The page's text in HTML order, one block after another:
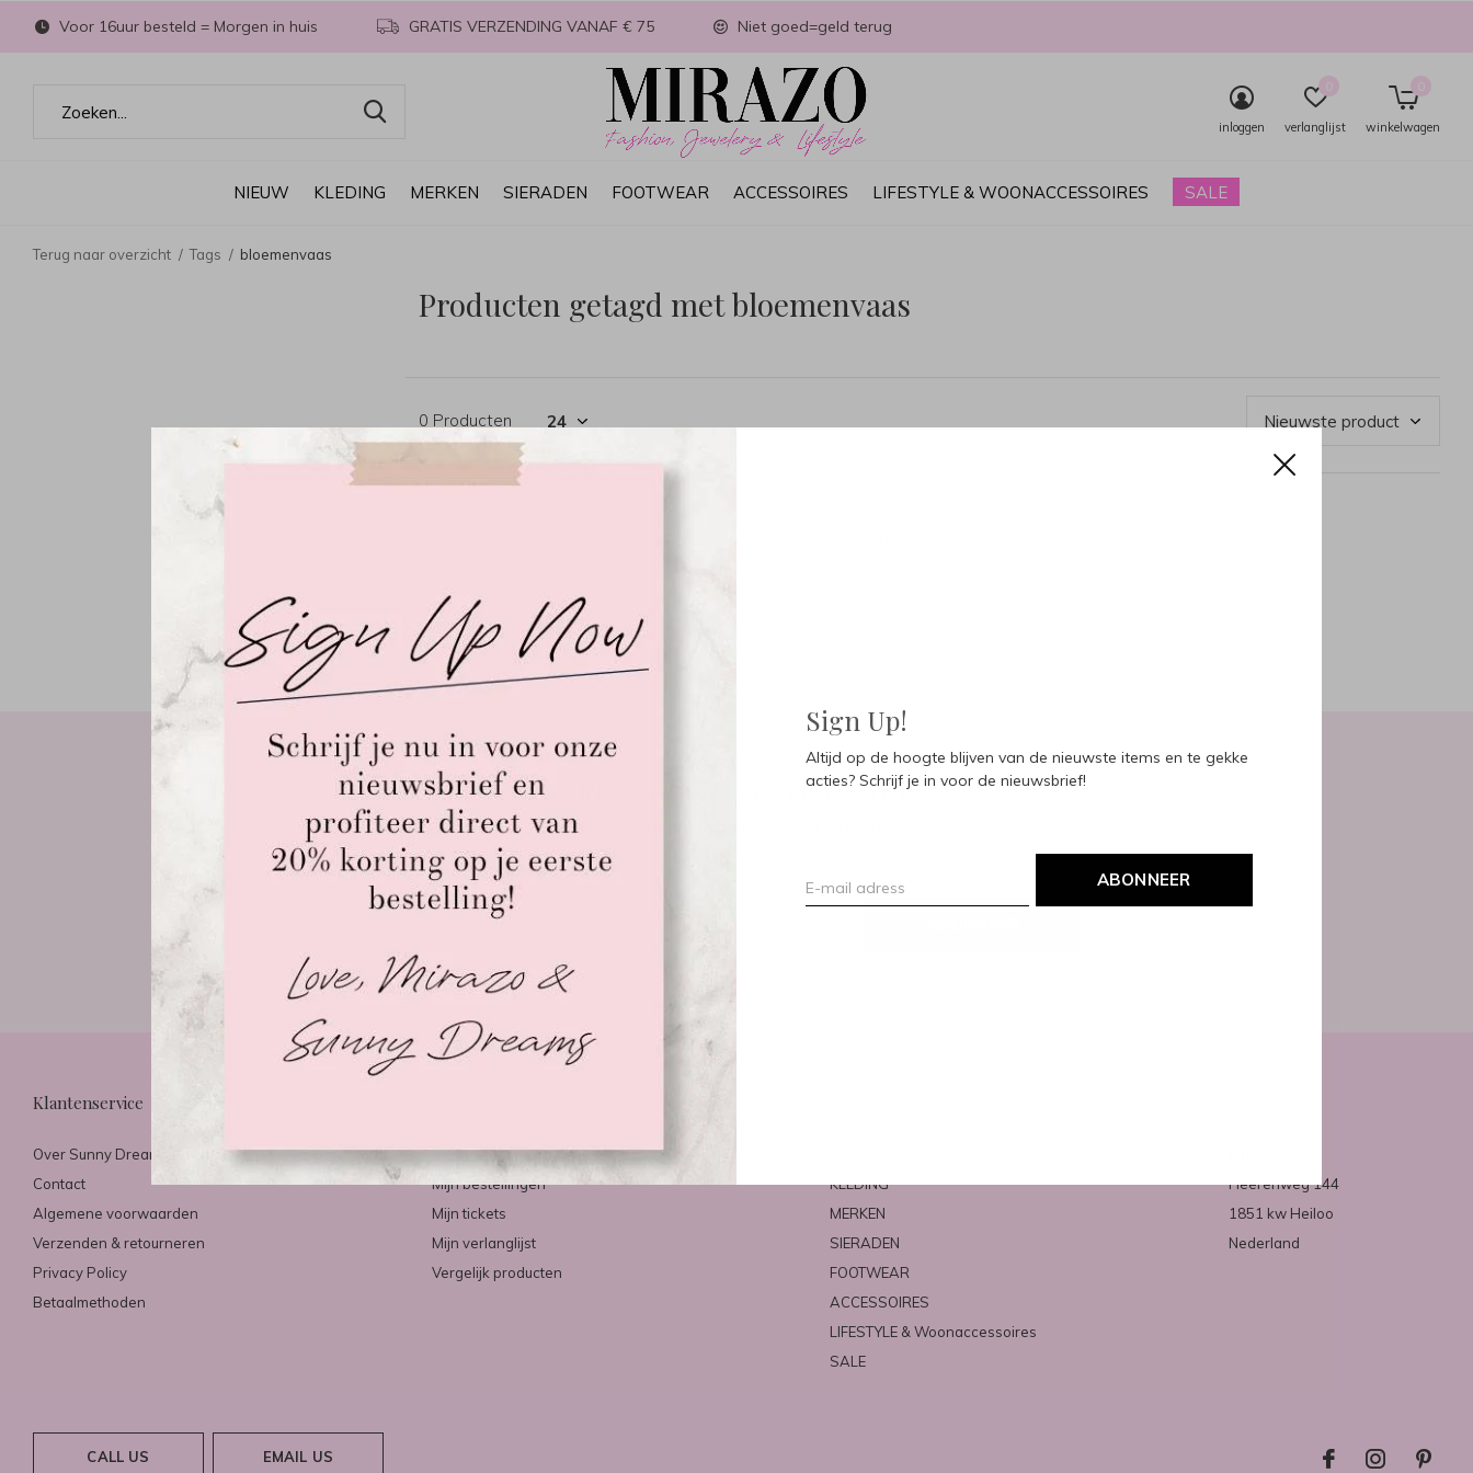
Sign Up!
Altijd op de hoogte blijven van de nieuwste items en te gekke
acties? Schrijf je in voor de nieuwsbrief!
ABONNEER
NIEUW KLEDING MERKEN SIERADEN FOOTWEAR ACCESSOIRES LIFESTYLE & WOONACCESSOIRES SALE
inloggen verlanglijst
0
winkelwagen
0
Voor 16uur besteld = Morgen in huis GRATIS VERZENDING VANAF € 75 Niet goed=geld terug
Terug naar overzicht Tags bloemenvaas
Producten getagd met bloemenvaas
0 Producten
Meld je aan voor onze nieuwsbrief
Ontvang de nieuwste aanbiedingen en promoties
Klantenservice
Over Sunny Dreams & Mirazo
Contact
Algemene voorwaarden
Verzenden & retourneren
Privacy Policy
Betaalmethoden
Registreren
Mijn bestellingen
Mijn tickets
Mijn verlanglijst
Vergelijk producten
KLEDING
MERKEN
SIERADEN
FOOTWEAR
ACCESSOIRES
LIFESTYLE & Woonaccessoires
SALE
Heerenweg 144
1851 kw Heiloo
Nederland
CALL US EMAIL US